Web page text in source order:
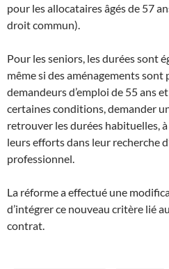
pour les allocataires âgés de 57
droit commun).
Pour les seniors, les durées sont
même si des aménagements sont
demandeurs d’emploi de 55 ans
certaines conditions, demander
retrouver les durées habituelles,
leurs efforts dans leur recherche
professionnel.
La réforme a effectué une
d’intégrer ce nouveau critère lié
contrat.